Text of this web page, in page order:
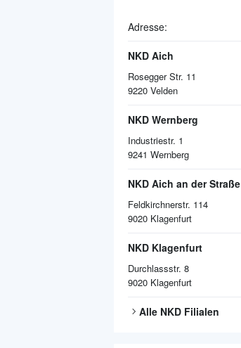
Adresse:
NKD Aich
Rosegger Str. 11
9220 Velden
NKD Wernberg
Industriestr. 1
9241 Wernberg
NKD Aich an der Straße
Feldkirchnerstr. 114
9020 Klagenfurt
NKD Klagenfurt
Durchlassstr. 8
9020 Klagenfurt
Alle NKD Filialen